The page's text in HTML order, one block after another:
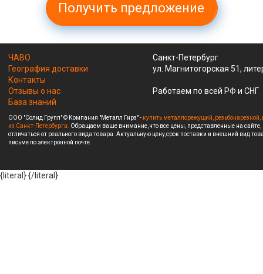
Получить предложение
ЧАВО
География доставки
Контакты
Отзывы о нас
База знаний
Санкт-Петербург
ул. Магнитогорская 51,
Работаем по всей РФ и СНГ
ООО "Солид Групп" © Компания "Металл Гирз" - купить металлорежущий,
из Санкт-Петербурга. Обращаем ваше внимание, что все цены, представленные на
отличаться от реального вида товара. Актуальную цену,срок поставки и внешний вид
письме по электронной почте.
{literal}{/literal}